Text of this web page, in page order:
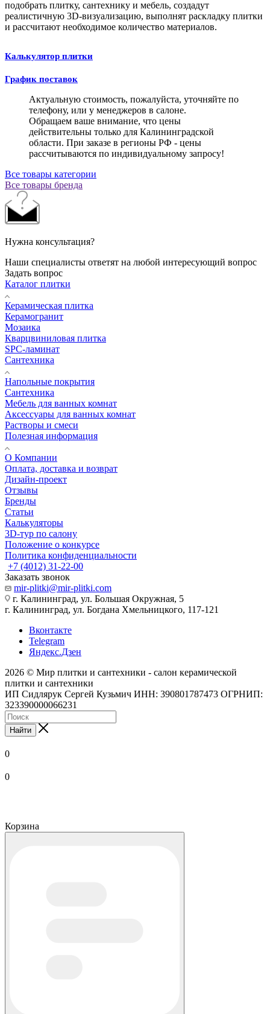
подобрать плитку, сантехнику и мебель, создадут
реалистичную 3D-визуализацию, выполнят раскладку плитки
и рассчитают необходимое количество материалов.
Калькулятор плитки
График поставок
Актуальную стоимость, пожалуйста, уточняйте по
телефону, или у менеджеров в салоне.
Обращаем ваше внимание, что цены
действительны только для Калининградской
области. При заказе в регионы РФ - цены
рассчитываются по индивидуальному запросу!
Все товары категории
Все товары бренда
Нужна консультация?
Наши специалисты ответят на любой интересующий вопрос
Задать вопрос
Каталог плитки
Керамическая плитка
Керамогранит
Мозаика
Кварцвиниловая плитка
SPC-ламинат
Сантехника
Напольные покрытия
Сантехника
Мебель для ванных комнат
Аксессуары для ванных комнат
Растворы и смеси
Полезная информация
О Компании
Оплата, доставка и возврат
Дизайн-проект
Отзывы
Бренды
Статьи
Калькуляторы
3D-тур по салону
Положение о конкурсе
Политика конфиденциальности
+7 (4012) 31-22-00
Заказать звонок
mir-plitki@mir-plitki.com
г. Калининград, ул. Большая Окружная, 5
г. Калининград, ул. Богдана Хмельницкого, 117-121
Вконтакте
Telegram
Яндекс.Дзен
2026 © Мир плитки и сантехники - салон керамической
плитки и сантехники
ИП Сидлярук Сергей Кузьмич ИНН: 390801787473 ОГРНИП:
323390000066231
Найти
0
0
Корзина